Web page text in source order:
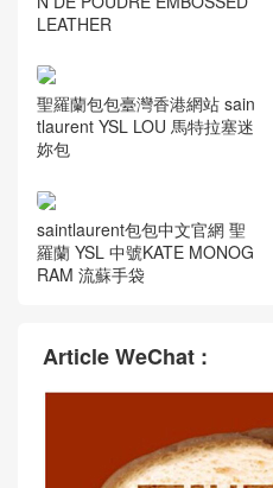
YSL大號黑色真皮鳄鱼纹SAIN
T LAURENT手提購物袋
YSL 354120 聖羅蘭 MONOG
RAMME SAINT LAURENT 小
號流蘇鱷魚壓紋真皮手袋
香港ysl包包價格和圖片 Mono
gramme College 428056 女
士單肩包
YSL ENVELOPE MEDIUM BA
G IN MIX MATELASSÉ GRAI